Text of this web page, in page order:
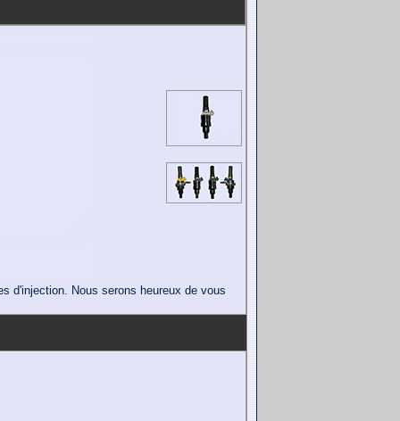
d'injection. Nous serons heureux de vous